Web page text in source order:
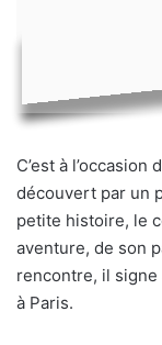
C’est à
découvert par un
petite histoire, le
aventure, de son
rencontre, il signe
à Paris.